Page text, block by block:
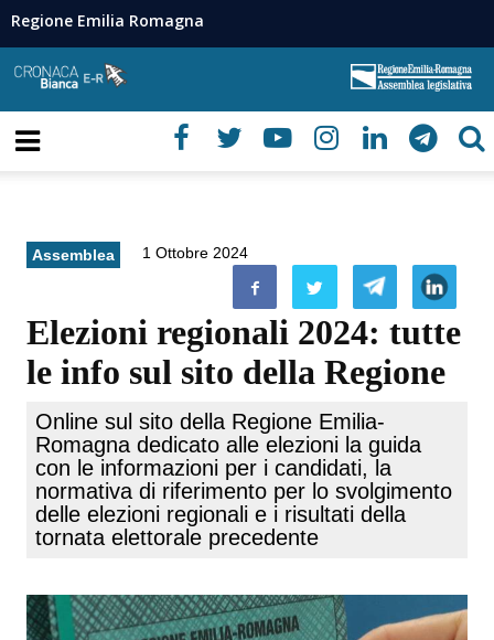
Regione Emilia Romagna
Assemblea 1 Ottobre 2024
Elezioni regionali 2024: tutte
le info sul sito della Regione
Online sul sito della Regione Emilia-
Romagna dedicato alle elezioni la guida
con le informazioni per i candidati, la
normativa di riferimento per lo svolgimento
delle elezioni regionali e i risultati della
tornata elettorale precedente